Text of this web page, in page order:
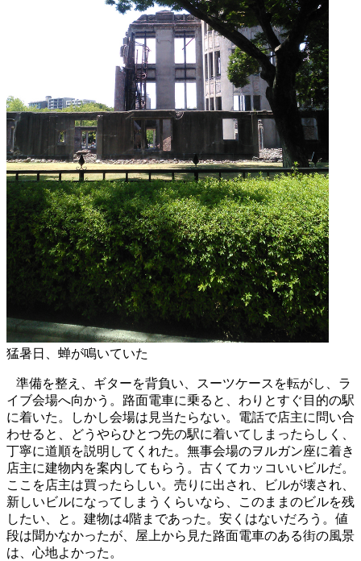
猛暑日、蝉が鳴いていた
準備を整え、ギターを背負い、スーツケースを転がし、ラ
イブ会場へ向かう。路面電車に乗ると、わりとすぐ目的の駅
に着いた。しかし会場は見当たらない。電話で店主に問い合
わせると、どうやらひとつ先の駅に着いてしまったらしく、
丁寧に道順を説明してくれた。無事会場のヲルガン座に着き
店主に建物内を案内してもらう。古くてカッコいいビルだ。
ここを店主は買ったらしい。売りに出され、ビルが壊され、
新しいビルになってしまうくらいなら、このままのビルを残
したい、と。建物は4階まであった。安くはないだろう。値
段は聞かなかったが、屋上から見た路面電車のある街の風景
は、心地よかった。